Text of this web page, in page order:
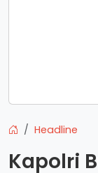
Headline
Kapolri